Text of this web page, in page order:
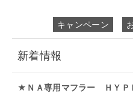
キャンペーン
新着情報
★ＮＡ専用マフラー ＨＹ